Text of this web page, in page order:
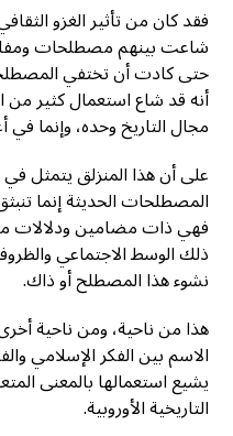
فقد كان من تأثير الغزو
شاعت بينهم مصطلحات
حتى كادت أن تختفي
أنه قد شاع استعمال كثير
مجال التاريخ وحده، وإنما
على أن هذا المنزلق يتمثل
المصطلحات الحديثة إنما
فهي ذات مضامين ودلالات
ذلك الوسط الاجتماعي
نشوء هذا المصطلح أو ذاك.
هذا من ناحية، ومن ناحية
الاسم بين الفكر الإسلامي
يشيع استعمالها بالمعنى
التاريخية الأوروبية.